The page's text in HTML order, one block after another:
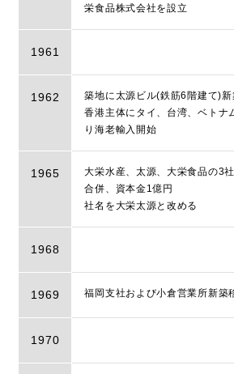
栄食品株式会社を設立
1961
1962
築地に太源ビル(鉄筋6階建て)新
香港主体にタイ、台湾、ベトナ
り海老輸入開始
1965
大栄水産、太源、大栄食品の3
合併、資本金1億円
社名を大栄太源と改める
1968
1969 福岡支社および小倉営業所新築
1970